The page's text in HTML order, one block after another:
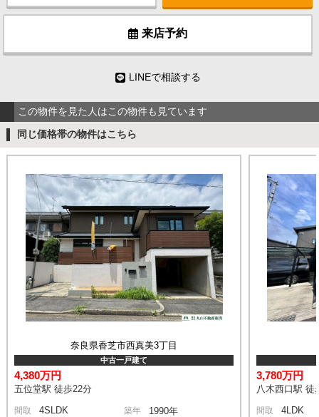
来店予約
LINEで相談する
この物件を見た人はこの物件も見ています
同じ価格帯の物件はこちら
奈良県香芝市西真美3丁目
中古一戸建て
4,380万円
五位堂駅 徒歩22分
間取 4SLDK 築年 1990年
3,780万円
八木西口駅 徒
間取 4LDK